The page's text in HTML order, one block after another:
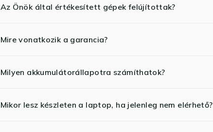
Az Önök által értékesített gépek felújítottak?
Mire vonatkozik a garancia?
Milyen akkumulátorállapotra számíthatok?
Mikor lesz készleten a laptop, ha jelenleg nem elérhető?